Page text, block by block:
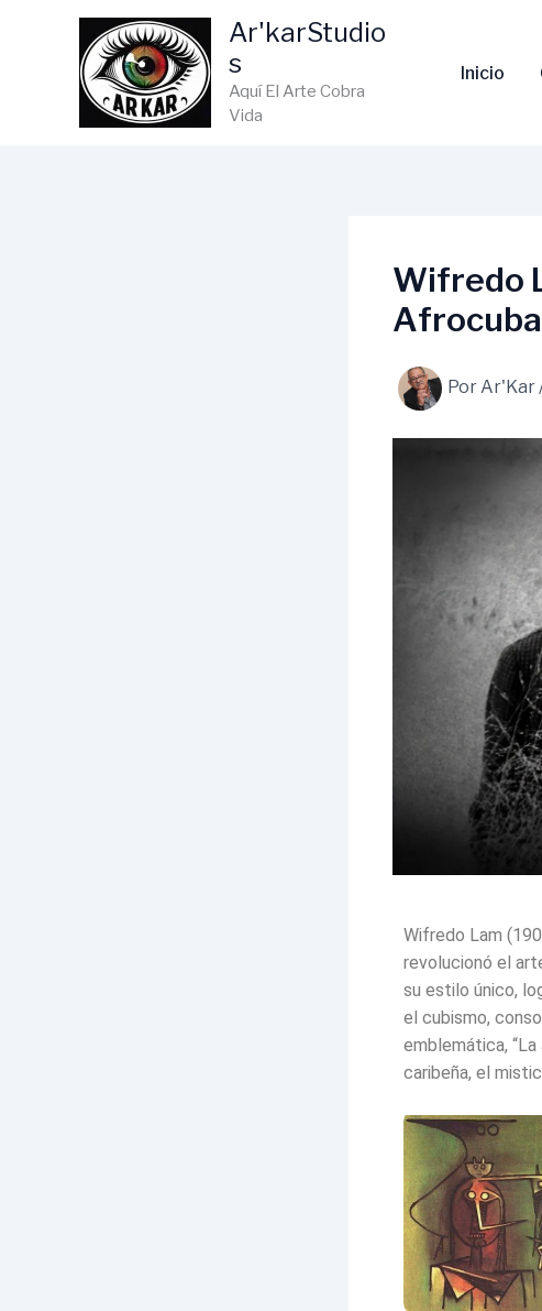
contenido
Ar'karStudio
s
Aquí El Arte Cobra
Vida
Inicio
Wifredo
PorAr'Kar
Wifredo Lam
revolucionó el
su estilo único,
el cubismo,
emblemática,
caribeña, el